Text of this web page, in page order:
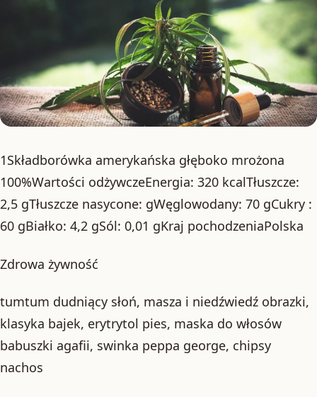
1Składborówka amerykańska głęboko mrożona
100%Wartości odżywczeEnergia: 320 kcalTłuszcze:
2,5 gTłuszcze nasycone: gWęglowodany: 70 gCukry :
60 gBiałko: 4,2 gSól: 0,01 gKraj pochodzeniaPolska
Zdrowa żywność
tumtum dudniący słoń, masza i niedźwiedź obrazki,
klasyka bajek, erytrytol pies, maska do włosów
babuszki agafii, swinka peppa george, chipsy
nachos